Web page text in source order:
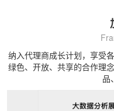
纳入代理商成长计划，享受
绿色、开放、共享的合作理
品